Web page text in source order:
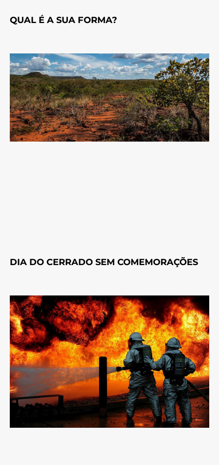
QUAL É A SUA FORMA?
DIA DO CERRADO SEM COMEMORAÇÕES